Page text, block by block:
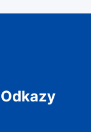
Odkazy